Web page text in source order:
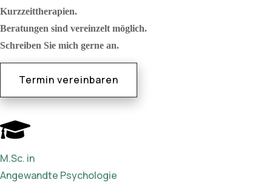
Kurzzeittherapien.
Beratungen sind vereinzelt möglich.
Schreiben Sie mich gerne an.
Termin vereinbaren
M.Sc. in
Angewandte Psychologie